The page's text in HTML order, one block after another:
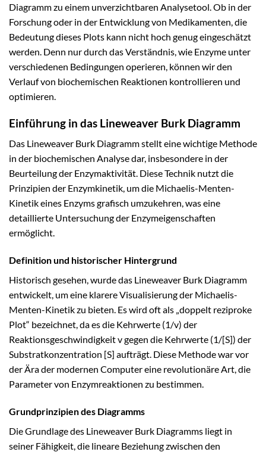
Diagramm zu einem unverzichtbaren Analysetool. Ob in der
Forschung oder in der Entwicklung von Medikamenten, die
Bedeutung dieses Plots kann nicht hoch genug eingeschätzt
werden. Denn nur durch das Verständnis, wie Enzyme unter
verschiedenen Bedingungen operieren, können wir den
Verlauf von biochemischen Reaktionen kontrollieren und
optimieren.
Einführung in das Lineweaver Burk Diagramm
Das Lineweaver Burk Diagramm stellt eine wichtige Methode
in der biochemischen Analyse dar, insbesondere in der
Beurteilung der Enzymaktivität. Diese Technik nutzt die
Prinzipien der Enzymkinetik, um die Michaelis-Menten-
Kinetik eines Enzyms grafisch umzukehren, was eine
detaillierte Untersuchung der Enzymeigenschaften
ermöglicht.
Definition und historischer Hintergrund
Historisch gesehen, wurde das Lineweaver Burk Diagramm
entwickelt, um eine klarere Visualisierung der Michaelis-
Menten-Kinetik zu bieten. Es wird oft als „doppelt reziproke
Plot“ bezeichnet, da es die Kehrwerte (1/v) der
Reaktionsgeschwindigkeit v gegen die Kehrwerte (1/[S]) der
Substratkonzentration [S] aufträgt. Diese Methode war vor
der Ära der modernen Computer eine revolutionäre Art, die
Parameter von Enzymreaktionen zu bestimmen.
Grundprinzipien des Diagramms
Die Grundlage des Lineweaver Burk Diagramms liegt in
seiner Fähigkeit, die lineare Beziehung zwischen den